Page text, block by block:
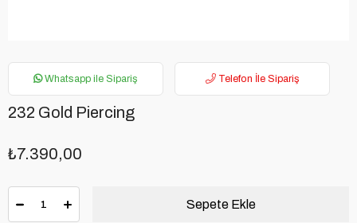
Whatsapp ile Sipariş Telefon İle Sipariş
232 Gold Piercing
₺7.390,00